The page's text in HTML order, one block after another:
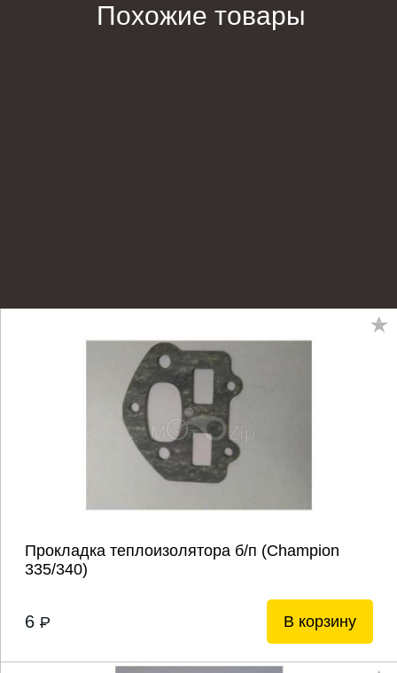
Похожие товары
Прокладка теплоизолятора б/п (Champion
335/340)
6 P В корзину